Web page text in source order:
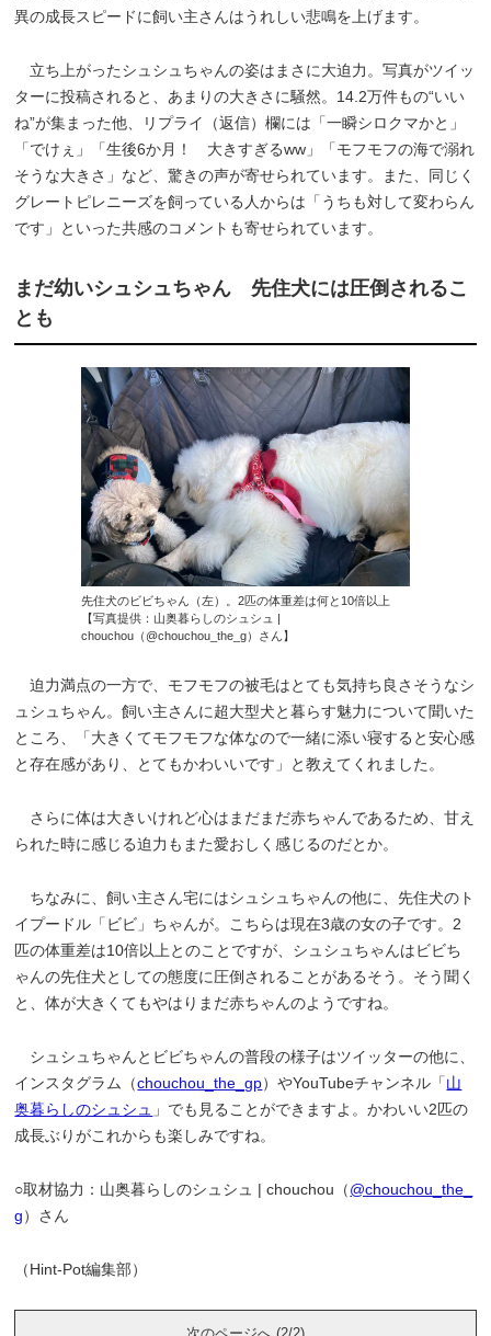
異の成長スピードに飼い主さんはうれしい悲鳴を上げます。
立ち上がったシュシュちゃんの姿はまさに大迫力。写真がツイッ
ターに投稿されると、あまりの大きさに騒然。14.2万件もの“いい
ね”が集まった他、リプライ（返信）欄には「一瞬シロクマかと」
「でけぇ」「生後6か月！ 大きすぎるww」「モフモフの海で溺れ
そうな大きさ」など、驚きの声が寄せられています。また、同じく
グレートピレニーズを飼っている人からは「うちも対して変わらん
です」といった共感のコメントも寄せられています。
まだ幼いシュシュちゃん 先住犬には圧倒されるこ
とも
先住犬のビビちゃん（左）。2匹の体重差は何と10倍以上
【写真提供：山奥暮らしのシュシュ |
chouchou（@chouchou_the_g）さん】
迫力満点の一方で、モフモフの被毛はとても気持ち良さそうなシ
ュシュちゃん。飼い主さんに超大型犬と暮らす魅力について聞いた
ところ、「大きくてモフモフな体なので一緒に添い寝すると安心感
と存在感があり、とてもかわいいです」と教えてくれました。
さらに体は大きいけれど心はまだまだ赤ちゃんであるため、甘え
られた時に感じる迫力もまた愛おしく感じるのだとか。
ちなみに、飼い主さん宅にはシュシュちゃんの他に、先住犬のト
イプードル「ビビ」ちゃんが。こちらは現在3歳の女の子です。2
匹の体重差は10倍以上とのことですが、シュシュちゃんはビビち
ゃんの先住犬としての態度に圧倒されることがあるそう。そう聞く
と、体が大きくてもやはりまだ赤ちゃんのようですね。
シュシュちゃんとビビちゃんの普段の様子はツイッターの他に、
インスタグラム（chouchou_the_gp）やYouTubeチャンネル「山
奥暮らしのシュシュ 」でも見ることができますよ。かわいい2匹の
成長ぶりがこれからも楽しみですね。
○取材協力：山奥暮らしのシュシュ | chouchou（@chouchou_the_
g）さん
（Hint-Pot編集部）